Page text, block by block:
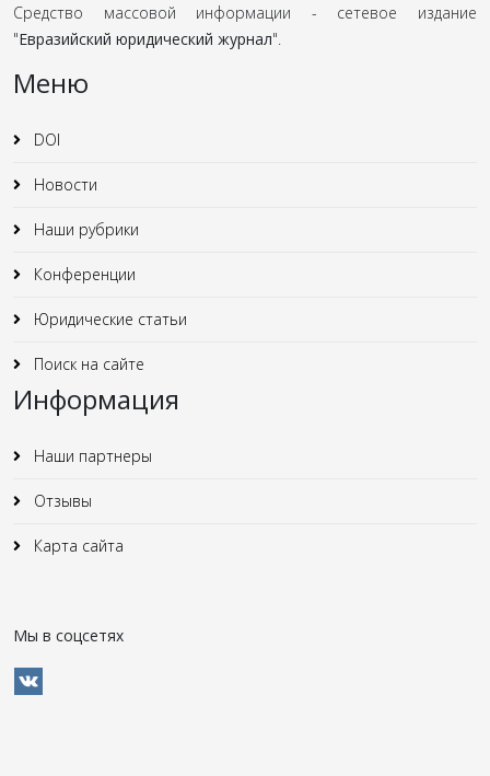
Средство массовой информации - сетевое издание
"Евразийский юридический журнал".
Меню
DOI
Новости
Наши рубрики
Конференции
Юридические статьи
Поиск на сайте
Информация
Наши партнеры
Отзывы
Карта сайта
Мы в соцсетях